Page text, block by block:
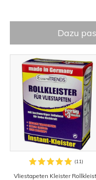
Dazu
Vliestapeten Kleister